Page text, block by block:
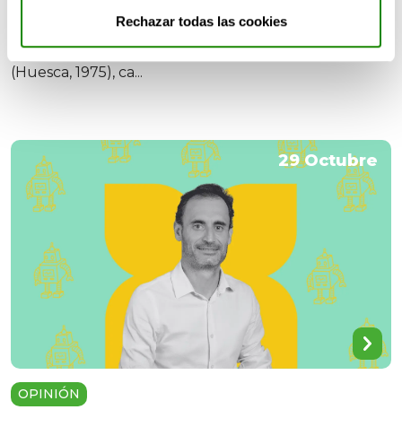
Rechazar todas las cookies
En el Día Internacional de la Mujer y la Niña en la
Ciencia hablamos con la paleontóloga Laia Alegret
(Huesca, 1975), ca...
29 Octubre
OPINIÓN